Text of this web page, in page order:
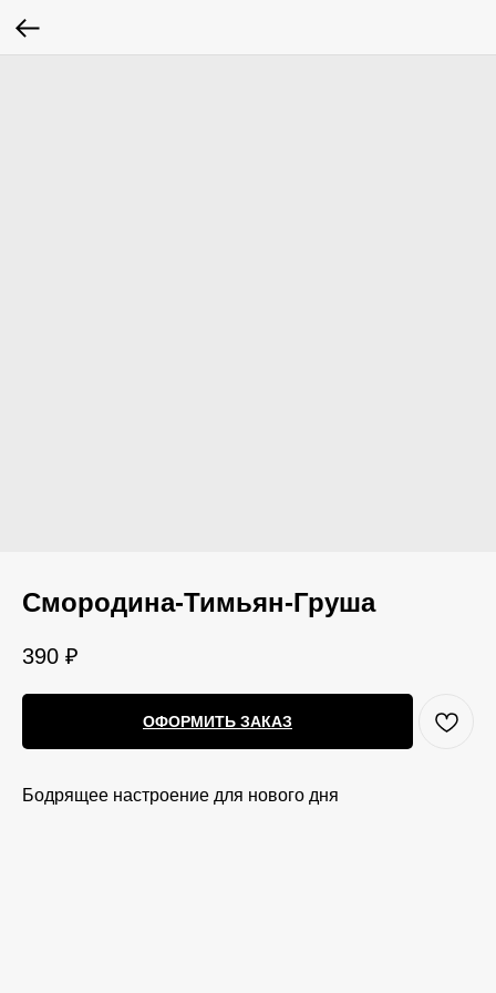
Смородина-Тимьян-Груша
390 ₽
ОФОРМИТЬ ЗАКАЗ
Бодрящее настроение для нового дня